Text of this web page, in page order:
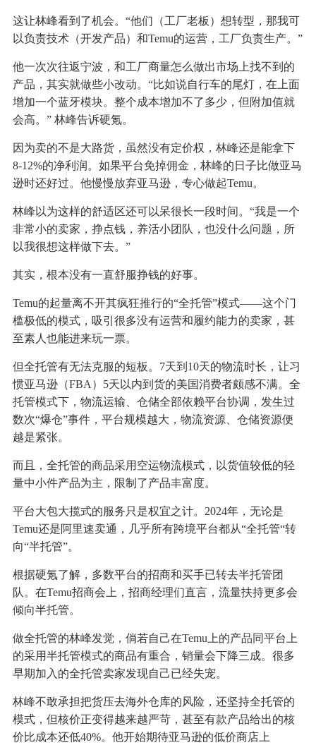
这让林峰看到了机会。“他们（工厂老板）想转型，那我可
以负责技术（开发产品）和Temu的运营，工厂负责生产。”
他一次次往返宁波，和工厂商量怎么做出市场上找不到的
产品，其实就做些小改动。“比如说自行车的尾灯，在上面
增加一个蓝牙模块。整个成本增加不了多少，但附加值就
会高。” 林峰告诉硬氪。
因为卖的不是大路货，虽然没有定价权，林峰还是能拿下
8-12%的净利润。如果平台免掉佣金，林峰的日子比做亚马
逊时还好过。他慢慢放弃亚马逊，专心做起Temu。
林峰以为这样的舒适区还可以呆很长一段时间。“我是一个
非常小的卖家，挣点钱，养活小团队，也没什么问题，所
以我很想这样做下去。”
其实，根本没有一直舒服挣钱的好事。
Temu的起量离不开其疯狂推行的“全托管”模式——这个门
槛极低的模式，吸引很多没有运营和履约能力的卖家，甚
至素人也能进来玩一票。
但全托管有无法克服的短板。7天到10天的物流时长，让习
惯亚马逊（FBA）5天以内到货的美国消费者颇感不满。全
托管模式下，物流运输、仓储全部依赖平台协调，发生过
数次“爆仓”事件，平台规模越大，物流资源、仓储资源便
越是紧张。
而且，全托管的商品采用空运物流模式，以货值较低的轻
量中小件产品为主，限制了产品丰富度。
平台大包大揽式的服务只是权宜之计。2024年，无论是
Temu还是阿里速卖通，几乎所有跨境平台都从“全托管“转
向“半托管”。
根据硬氪了解，多数平台的招商和买手已转去半托管团
队。在Temu招商会上，招商经理们直言，流量扶持更多会
倾向半托管。
做全托管的林峰发觉，倘若自己在Temu上的产品同平台上
的采用半托管模式的商品有重合，销量会下降三成。很多
早期加入的全托管卖家发现自己已经失宠。
林峰不敢承担把货压去海外仓库的风险，还坚持全托管的
模式，但核价正变得越来越严苛，甚至有款产品给出的核
价比成本还低40%。他开始期待亚马逊的低价商店上